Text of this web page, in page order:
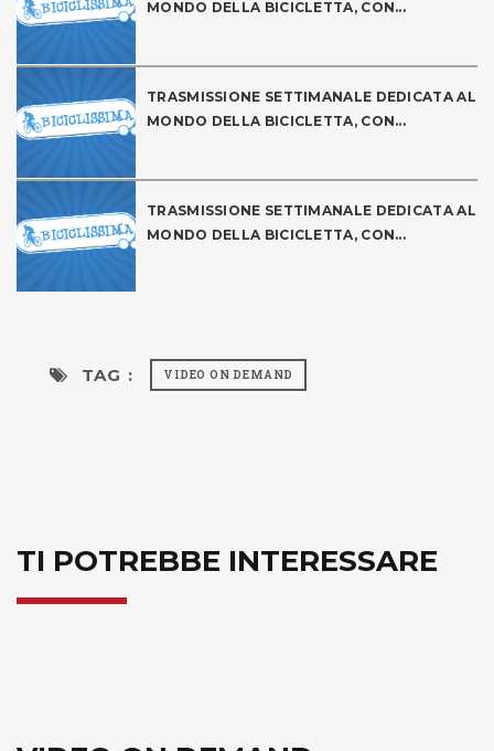
MONDO DELLA BICICLETTA, CON...
TRASMISSIONE SETTIMANALE DEDICATA AL
MONDO DELLA BICICLETTA, CON...
TRASMISSIONE SETTIMANALE DEDICATA AL
MONDO DELLA BICICLETTA, CON...
TAG : VIDEO ON DEMAND
TI POTREBBE INTERESSARE